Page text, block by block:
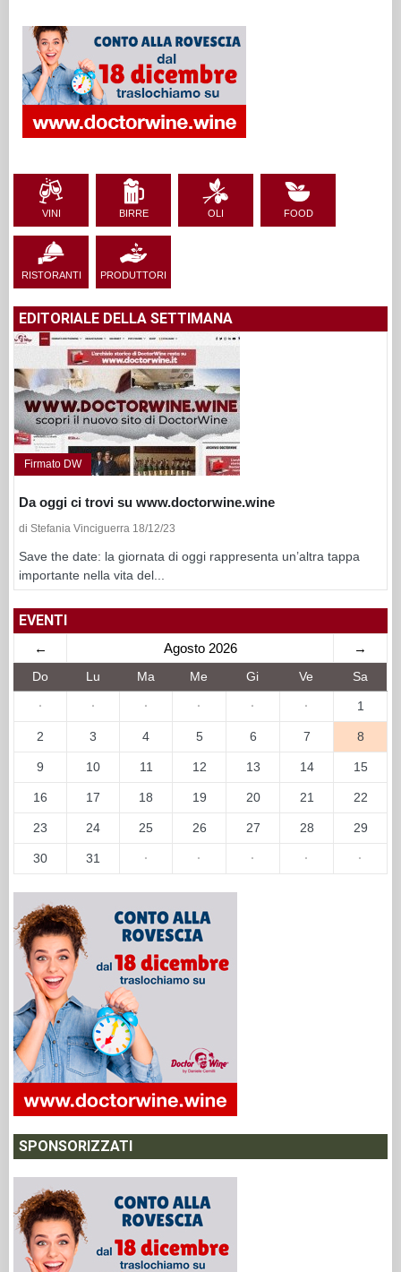
VINI BIRRE OLI FOOD
RISTORANTI PRODUTTORI
EDITORIALE DELLA SETTIMANA
Firmato DW
Da oggi ci trovi su www.doctorwine.wine
di Stefania Vinciguerra 18/12/23
Save the date: la giornata di oggi rappresenta un’altra tappa
importante nella vita del...
EVENTI
← Agosto 2026 →
Do Lu Ma Me Gi Ve Sa
· · · · · · 1
2 3 4 5 6 7 8
9 10 11 12 13 14 15
16 17 18 19 20 21 22
23 24 25 26 27 28 29
30 31 · · · · ·
SPONSORIZZATI